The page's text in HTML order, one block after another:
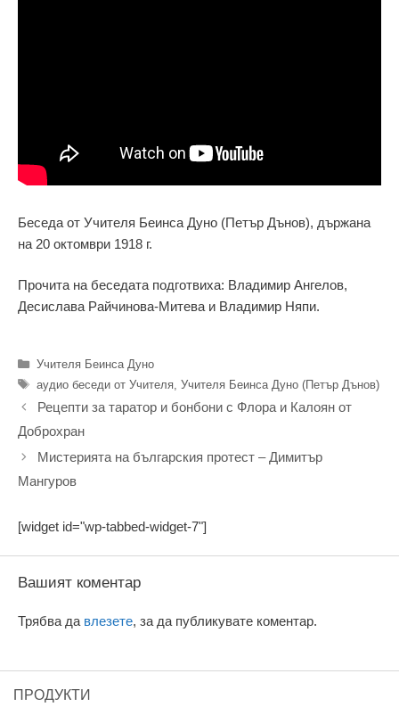
Беседа от Учителя Беинса Дуно (Петър Дънов), държана
на 20 октомври 1918 г.
Прочита на беседата подготвиха: Владимир Ангелов,
Десислава Райчинова-Митева и Владимир Няпи.
Категории
Учителя Беинса Дуно
Етикети
аудио беседи от Учителя, Учителя Беинса Дуно (Петър Дънов)
Рецепти за таратор и бонбони с Флора и Калоян от
Доброхран
Мистерията на българския протест – Димитър
Мангуров
[widget id="wp-tabbed-widget-7"]
Вашият коментар
Трябва да влезете, за да публикувате коментар.
ПРОДУКТИ